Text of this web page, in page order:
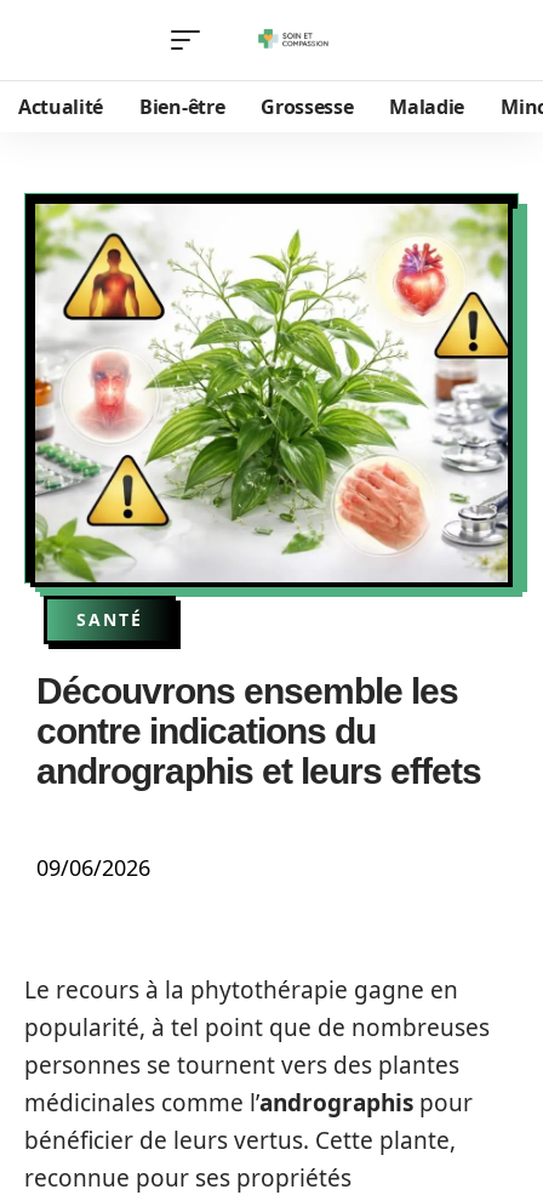
Actualité Bien-être Grossesse Maladie
SANTÉ
Découvrons ensemble les
contre indications du
andrographis et leurs effets
09/06/2026
Le recours à la phytothérapie gagne en
popularité, à tel point que de nombreuses
personnes se tournent vers des plantes
médicinales comme l’andrographis pour
bénéficier de leurs vertus. Cette plante,
reconnue pour ses propriétés